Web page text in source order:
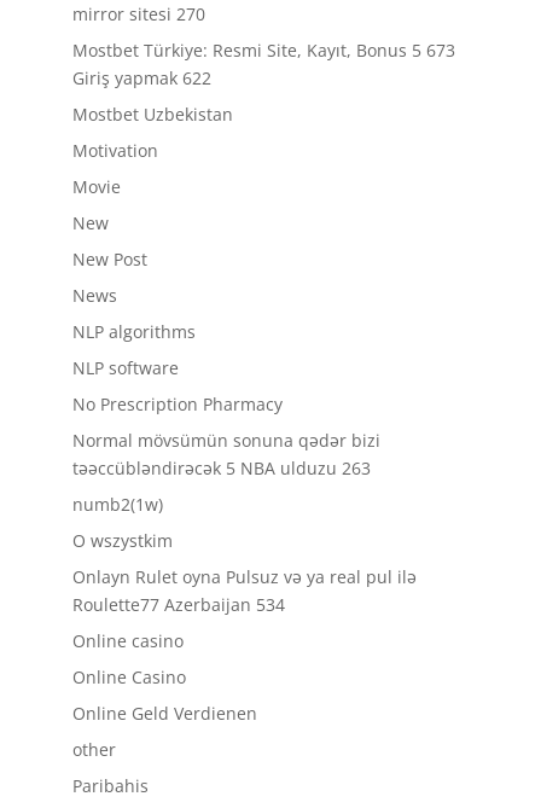
mirror sitesi 270
Mostbet Türkiye: Resmi Site, Kayıt, Bonus 5 673
Giriş yapmak 622
Mostbet Uzbekistan
Motivation
Movie
New
New Post
News
NLP algorithms
NLP software
No Prescription Pharmacy
Normal mövsümün sonuna qədər bizi
təəccübləndirəcək 5 NBA ulduzu 263
numb2(1w)
O wszystkim
Onlayn Rulet oyna Pulsuz və ya real pul ilə
Roulette77 Azerbaijan 534
Online casino
Online Casino
Online Geld Verdienen
other
Paribahis